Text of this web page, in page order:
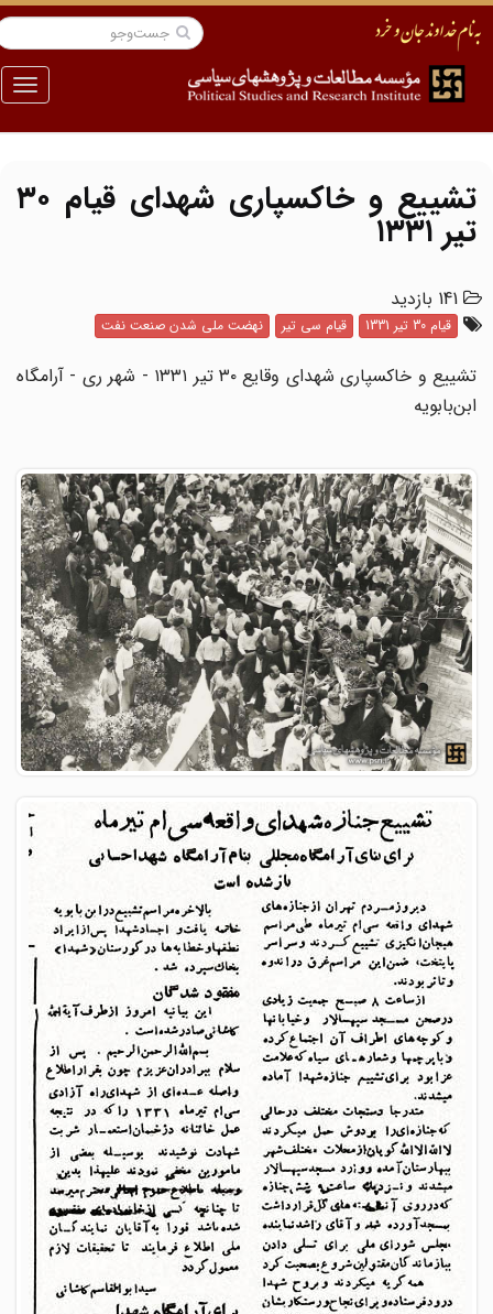
منو
تشییع و خاکسپاری شهدای قیام ۳۰
تیر ۱۳۳۱
141 بازدید
قیام 30 تیر 1331 قیام سی تیر نهضت ملی شدن صنعت نفت
تشییع و خاکسپاری شهدای وقایع ۳۰ تیر ۱۳۳۱ - شهر ری - آرامگاه
ابن‌بابویه